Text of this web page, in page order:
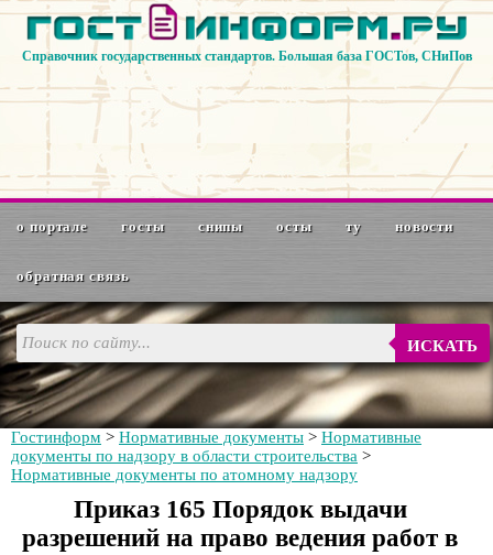
Справочник государственных стандартов. Большая база ГОСТов, СНиПов
о портале госты снипы осты ту новости
обратная связь
ИСКАТЬ
Гостинформ > Нормативные документы > Нормативные
документы по надзору в области строительства >
Нормативные документы по атомному надзору
Приказ 165 Порядок выдачи
разрешений на право ведения работ в